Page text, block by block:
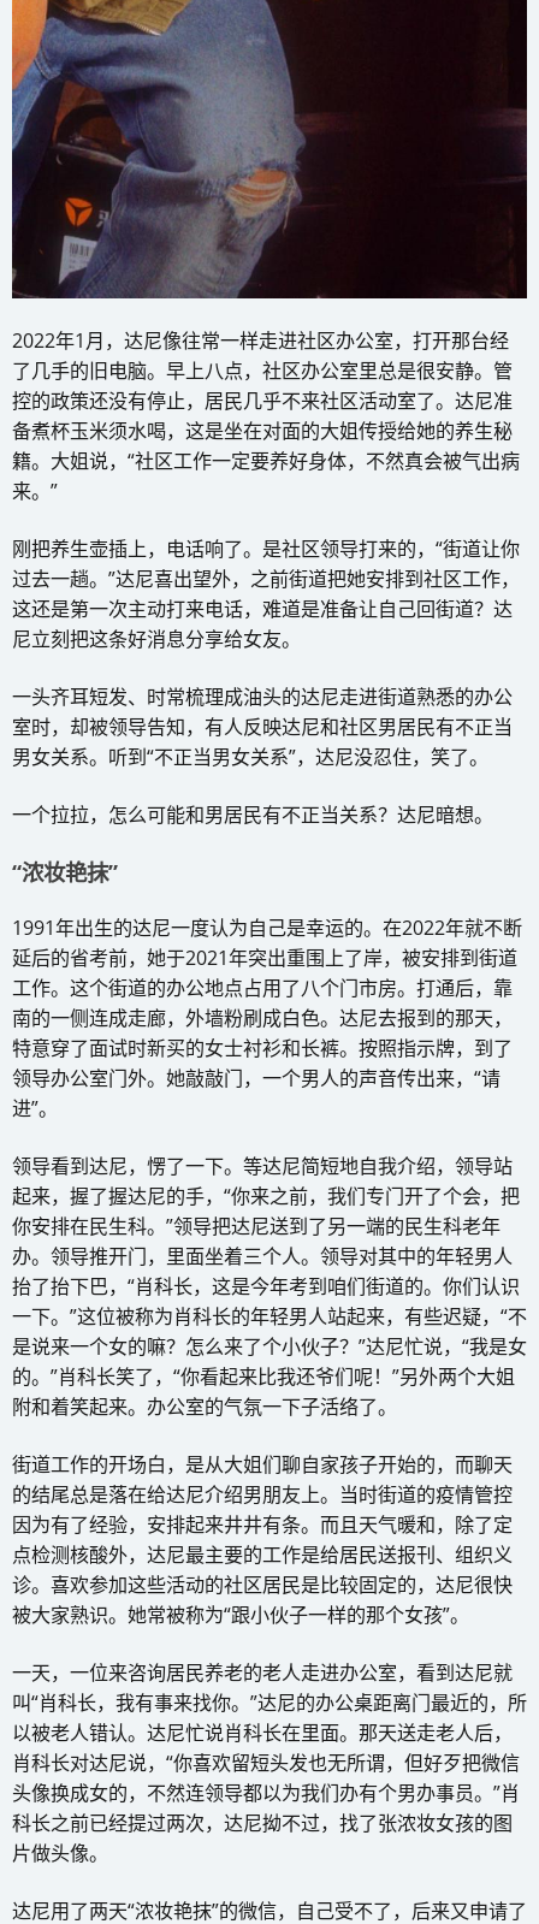
2022年1月，达尼像往常一样走进社区办公室，打开那台经
了几手的旧电脑。早上八点，社区办公室里总是很安静。管
控的政策还没有停止，居民几乎不来社区活动室了。达尼准
备煮杯玉米须水喝，这是坐在对面的大姐传授给她的养生秘
籍。大姐说，“社区工作一定要养好身体，不然真会被气出病
来。”
刚把养生壶插上，电话响了。是社区领导打来的，“街道让你
过去一趟。”达尼喜出望外，之前街道把她安排到社区工作，
这还是第一次主动打来电话，难道是准备让自己回街道？达
尼立刻把这条好消息分享给女友。
一头齐耳短发、时常梳理成油头的达尼走进街道熟悉的办公
室时，却被领导告知，有人反映达尼和社区男居民有不正当
男女关系。听到“不正当男女关系”，达尼没忍住，笑了。
一个拉拉，怎么可能和男居民有不正当关系？达尼暗想。
“浓妆艳抹”
1991年出生的达尼一度认为自己是幸运的。在2022年就不断
延后的省考前，她于2021年突出重围上了岸，被安排到街道
工作。这个街道的办公地点占用了八个门市房。打通后，靠
南的一侧连成走廊，外墙粉刷成白色。达尼去报到的那天，
特意穿了面试时新买的女士衬衫和长裤。按照指示牌，到了
领导办公室门外。她敲敲门，一个男人的声音传出来，“请
进”。
领导看到达尼，愣了一下。等达尼简短地自我介绍，领导站
起来，握了握达尼的手，“你来之前，我们专门开了个会，把
你安排在民生科。”领导把达尼送到了另一端的民生科老年
办。领导推开门，里面坐着三个人。领导对其中的年轻男人
抬了抬下巴，“肖科长，这是今年考到咱们街道的。你们认识
一下。”这位被称为肖科长的年轻男人站起来，有些迟疑，“不
是说来一个女的嘛？怎么来了个小伙子？”达尼忙说，“我是女
的。”肖科长笑了，“你看起来比我还爷们呢！”另外两个大姐
附和着笑起来。办公室的气氛一下子活络了。
街道工作的开场白，是从大姐们聊自家孩子开始的，而聊天
的结尾总是落在给达尼介绍男朋友上。当时街道的疫情管控
因为有了经验，安排起来井井有条。而且天气暖和，除了定
点检测核酸外，达尼最主要的工作是给居民送报刊、组织义
诊。喜欢参加这些活动的社区居民是比较固定的，达尼很快
被大家熟识。她常被称为“跟小伙子一样的那个女孩”。
一天，一位来咨询居民养老的老人走进办公室，看到达尼就
叫“肖科长，我有事来找你。”达尼的办公桌距离门最近的，所
以被老人错认。达尼忙说肖科长在里面。那天送走老人后，
肖科长对达尼说，“你喜欢留短头发也无所谓，但好歹把微信
头像换成女的，不然连领导都以为我们办有个男办事员。”肖
科长之前已经提过两次，达尼拗不过，找了张浓妆女孩的图
片做头像。
达尼用了两天“浓妆艳抹”的微信，自己受不了，后来又申请了